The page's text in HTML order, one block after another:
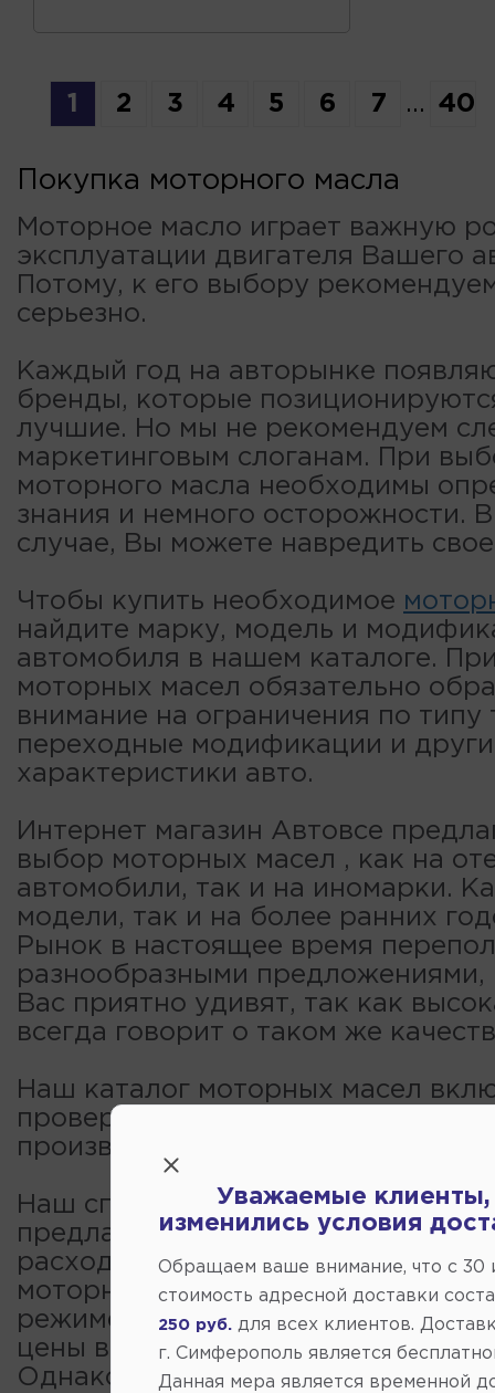
1 2 3 4 5 6 7 ... 40
Покупка моторного масла
Моторное масло играет важную
эксплуатации двигателя Вашего
Потому, к его выбору
серьезно.
Каждый год на авторынке
бренды, которые
лучшие. Но мы не рекомендуем
маркетинговым слоганам. При
моторного масла необходимы
знания и немного осторожности.
случае, Вы можете навредить
Чтобы купить необходимое
найдите марку, модель и
автомобиля в нашем каталоге.
моторных масел обязательно
внимание на ограничения по типу
переходные модификации и
характеристики авто.
Интернет магазин Автовсе
выбор моторных масел , как на
автомобили, так и на иномарки.
модели, так и на более ранних
Рынок в настоящее время
разнообразными
Вас приятно удивят, так как
всегда говорит о таком же
Наш каталог моторных масел
проверенные бренды от
производителей.
Наш специализированный
предлагает огромный выбор
расходников для иномарок, в том
моторные масла. Покупка
режиме онлайн обойдется вам
цены в интернет-магазине
Однако звонок нашему
Уважаемые клиенты,
изменились условия
Обращаем ваше внимание, что c 30
стоимость адресной доставки
250 руб.
для всех клиентов.
г. Симферополь является
Данная мера является временной